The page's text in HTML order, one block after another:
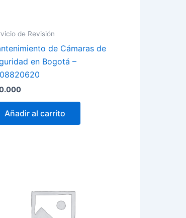
de Revisión
de Cámaras de
en Bogotá –
Añadir al carrito